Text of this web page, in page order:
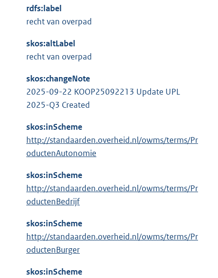
n
k
i
n
:
rdfs:label
recht van overpad
skos:altLabel
recht van overpad
skos:changeNote
2025-09-22 KOOP25092213 Update UPL
2025-Q3 Created
skos:inScheme
http://standaarden.overheid.nl/owms/terms/Pr
oductenAutonomie
skos:inScheme
http://standaarden.overheid.nl/owms/terms/Pr
oductenBedrijf
skos:inScheme
http://standaarden.overheid.nl/owms/terms/Pr
oductenBurger
skos:inScheme